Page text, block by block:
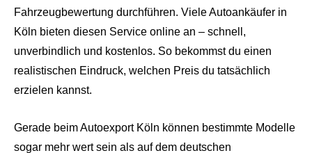
Fahrzeugbewertung durchführen. Viele Autoankäufer in
Köln bieten diesen Service online an – schnell,
unverbindlich und kostenlos. So bekommst du einen
realistischen Eindruck, welchen Preis du tatsächlich
erzielen kannst.
Gerade beim Autoexport Köln können bestimmte Modelle
sogar mehr wert sein als auf dem deutschen